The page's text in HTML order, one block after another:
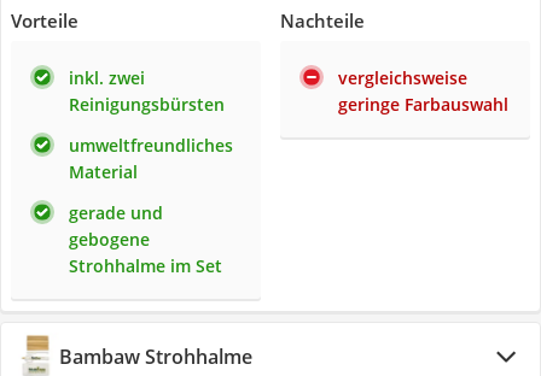
Vorteile
inkl. zwei
Reinigungsbürsten
umweltfreundliches
Material
gerade und
gebogene
Strohhalme im Set
Nachteile
vergleichsweise
geringe Farbauswahl
Bambaw Strohhalme